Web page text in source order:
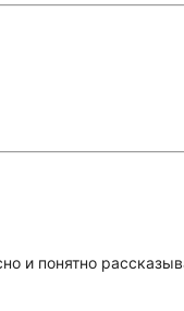
и понятно